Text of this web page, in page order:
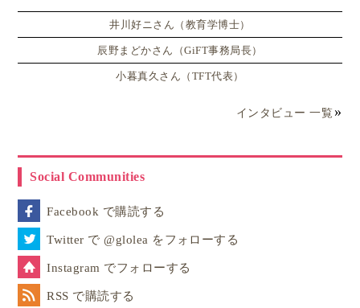
井川好ニさん（教育学博士）
辰野まどかさん（GiFT事務局長）
小暮真久さん（TFT代表）
インタビュー 一覧
Social Communities
Facebook で購読する
Twitter で @glolea をフォローする
Instagram でフォローする
RSS で購読する